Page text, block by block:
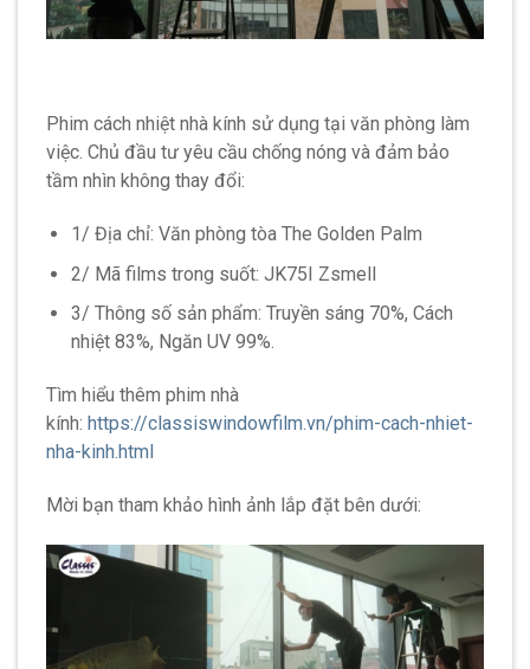
Phim cách nhiệt nhà kính sử dụng tại văn phòng làm
việc. Chủ đầu tư yêu cầu chống nóng và đảm bảo
tầm nhìn không thay đổi:
1/ Địa chỉ: Văn phòng tòa The Golden Palm
2/ Mã films trong suốt: JK75I Zsmell
3/ Thông số sản phẩm: Truyền sáng 70%, Cách
nhiệt 83%, Ngăn UV 99%.
Tìm hiểu thêm phim nhà
kính: https://classiswindowfilm.vn/phim-cach-nhiet-
nha-kinh.html
Mời bạn tham khảo hình ảnh lắp đặt bên dưới: